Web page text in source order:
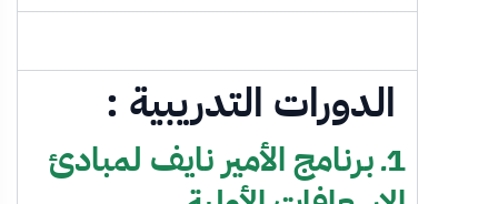
الدورات التدريبية :
1ـ برنامج الأمير نايف لمبادئ